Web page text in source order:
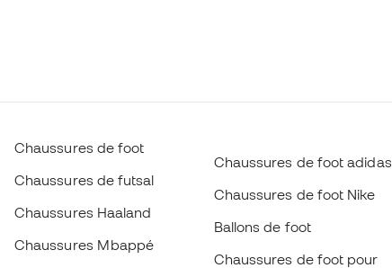
Chaussures de foot
Chaussures de futsal
Chaussures Haaland
Chaussures Mbappé
Chaussures de foot adidas
Chaussures de foot Nike
Ballons de foot
Chaussures de foot pour